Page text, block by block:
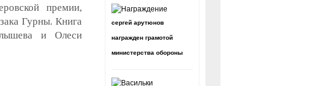
премии,
Гурны. Книга
и Олеси
сергей арутюнов
награжден грамотой
министерства обороны